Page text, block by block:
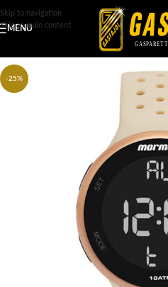
Skip to navigation
Skip to main content
MENU
-25%